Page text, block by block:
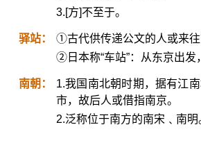
3.[方]不至于。
驿站：
①古代供传递公文的人或来
②日本称“车站”：从东京出发
南朝：
1.我国南北朝时期，据有江
市，故后人或借指南京。
2.泛称位于南方的南宋﹑南明